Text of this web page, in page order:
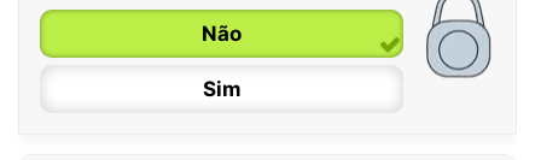
Não
Sim